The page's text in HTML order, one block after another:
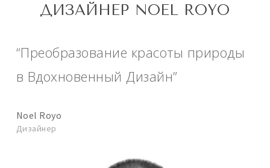
ДИЗАЙНЕР NOEL ROYO
“Преобразование красоты природы
в Вдохновенный Дизайн”
Noel Royo
Дизайнер